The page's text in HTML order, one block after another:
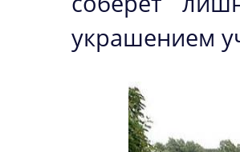
украшением